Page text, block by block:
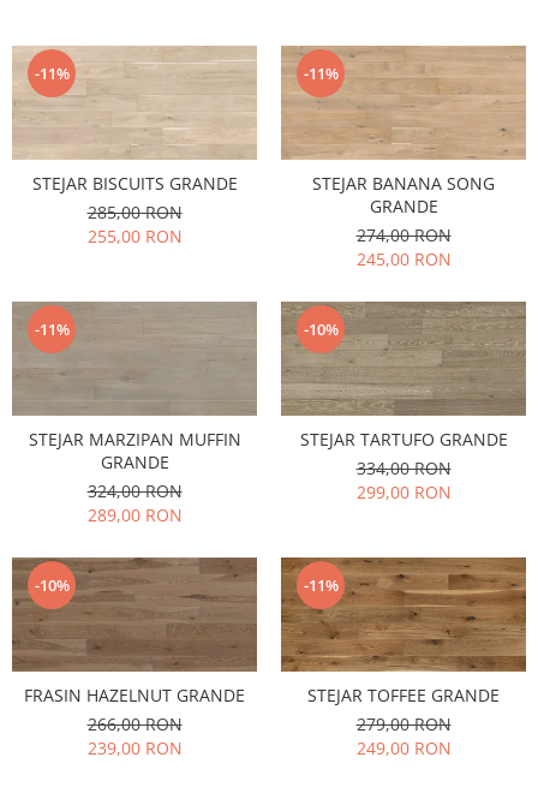
-11%
STEJAR BISCUITS GRANDE
285,00 RON
255,00 RON
-11%
STEJAR BANANA SONG
GRANDE
274,00 RON
245,00 RON
-11%
STEJAR MARZIPAN MUFFIN
GRANDE
324,00 RON
289,00 RON
-10%
STEJAR TARTUFO GRANDE
334,00 RON
299,00 RON
-10%
FRASIN HAZELNUT GRANDE
266,00 RON
239,00 RON
-11%
STEJAR TOFFEE GRANDE
279,00 RON
249,00 RON